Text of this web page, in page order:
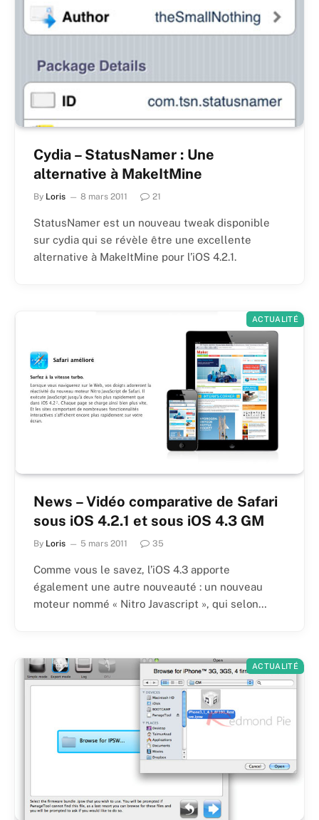
Cydia – StatusNamer : Une
alternative à MakeItMine
By Loris 8 mars 2011 21
StatusNamer est un nouveau tweak disponible
sur cydia qui se révèle être une excellente
alternative à MakeItMine pour l’iOS 4.2.1.
ACTUALITÉ
News – Vidéo comparative de Safari
sous iOS 4.2.1 et sous iOS 4.3 GM
By Loris 5 mars 2011 35
Comme vous le savez, l’iOS 4.3 apporte
également une autre nouveauté : un nouveau
moteur nommé « Nitro Javascript », qui selon…
ACTUALITÉ